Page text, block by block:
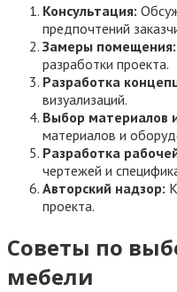
Консультация:
предпочтений
Замеры помещения:
разработки проекта.
Разработка
визуализаций.
Выбор материалов
материалов и
Разработка
чертежей и
Авторский надзор:
проекта.
Советы по
мебели